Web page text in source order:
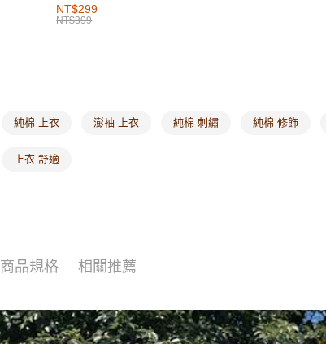
海外配送-
NT$299
NT$399
純棉 上衣 澎袖 上衣 純棉 刺繡 純棉 修飾
上衣 舒適
商品規格 相關推薦